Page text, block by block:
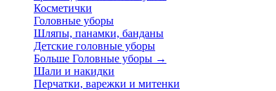
Косметички
Головные уборы
Шляпы, панамки, банданы
Детские головные уборы
Больше Головные уборы →
Шали и накидки
Перчатки, варежки и митенки